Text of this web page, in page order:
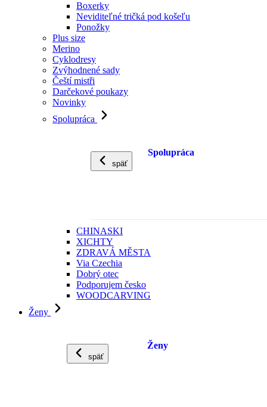
Boxerky
Neviditeľné tričká pod košeľu
Ponožky
Plus size
Merino
Cyklodresy
Zvýhodnené sady
Čeští mistři
Darčekové poukazy
Novinky
Spolupráca
späť
Spolupráca
CHINASKI
XICHTY
ZDRAVÁ MĚSTA
Via Czechia
Dobrý otec
Podporujem česko
WOODCARVING
Ženy
späť
Ženy